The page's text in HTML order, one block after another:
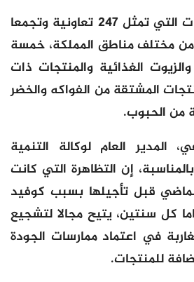
وتشمل هذه المنتجات التي تمثل 247 تعاونية وتجمعا
مختلف مناطق المملكة، خمسة
الغذائية والمنتجات ذات
المشتقة من الفواكه والخضر
من الحبوب.
المدير العام لوكالة التنمية
إن التظاهرة التي كانت
قبل تأجيلها بسبب كوفيد
كل سنتين، يتيح مجالا لتشجيع
في اعتماد ممارسات الجودة
للمنتجات.